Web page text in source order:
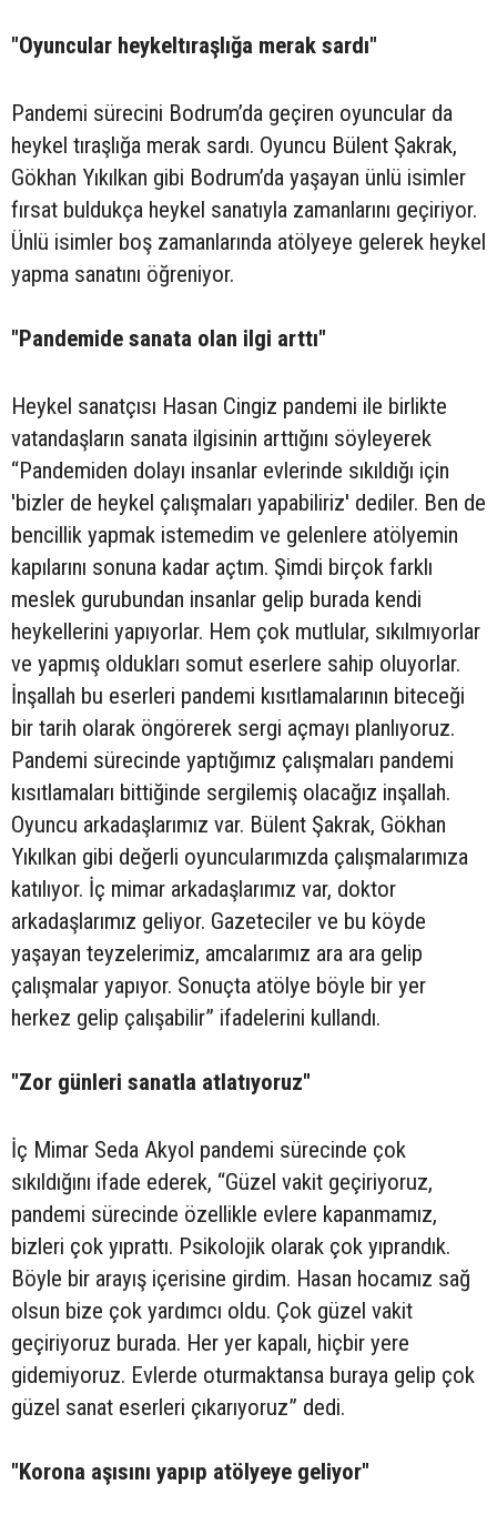
"Oyuncular heykeltıraşlığa merak sardı"
Pandemi sürecini Bodrum’da geçiren oyuncular da
heykel tıraşlığa merak sardı. Oyuncu Bülent Şakrak,
Gökhan Yıkılkan gibi Bodrum’da yaşayan ünlü isimler
fırsat buldukça heykel sanatıyla zamanlarını geçiriyor.
Ünlü isimler boş zamanlarında atölyeye gelerek heykel
yapma sanatını öğreniyor.
"Pandemide sanata olan ilgi arttı"
Heykel sanatçısı Hasan Cingiz pandemi ile birlikte
vatandaşların sanata ilgisinin arttığını söyleyerek
“Pandemiden dolayı insanlar evlerinde sıkıldığı için
'bizler de heykel çalışmaları yapabiliriz' dediler. Ben de
bencillik yapmak istemedim ve gelenlere atölyemin
kapılarını sonuna kadar açtım. Şimdi birçok farklı
meslek gurubundan insanlar gelip burada kendi
heykellerini yapıyorlar. Hem çok mutlular, sıkılmıyorlar
ve yapmış oldukları somut eserlere sahip oluyorlar.
İnşallah bu eserleri pandemi kısıtlamalarının biteceği
bir tarih olarak öngörerek sergi açmayı planlıyoruz.
Pandemi sürecinde yaptığımız çalışmaları pandemi
kısıtlamaları bittiğinde sergilemiş olacağız inşallah.
Oyuncu arkadaşlarımız var. Bülent Şakrak, Gökhan
Yıkılkan gibi değerli oyuncularımızda çalışmalarımıza
katılıyor. İç mimar arkadaşlarımız var, doktor
arkadaşlarımız geliyor. Gazeteciler ve bu köyde
yaşayan teyzelerimiz, amcalarımız ara ara gelip
çalışmalar yapıyor. Sonuçta atölye böyle bir yer
herkez gelip çalışabilir” ifadelerini kullandı.
"Zor günleri sanatla atlatıyoruz"
İç Mimar Seda Akyol pandemi sürecinde çok
sıkıldığını ifade ederek, “Güzel vakit geçiriyoruz,
pandemi sürecinde özellikle evlere kapanmamız,
bizleri çok yıprattı. Psikolojik olarak çok yıprandık.
Böyle bir arayış içerisine girdim. Hasan hocamız sağ
olsun bize çok yardımcı oldu. Çok güzel vakit
geçiriyoruz burada. Her yer kapalı, hiçbir yere
gidemiyoruz. Evlerde oturmaktansa buraya gelip çok
güzel sanat eserleri çıkarıyoruz” dedi.
"Korona aşısını yapıp atölyeye geliyor"